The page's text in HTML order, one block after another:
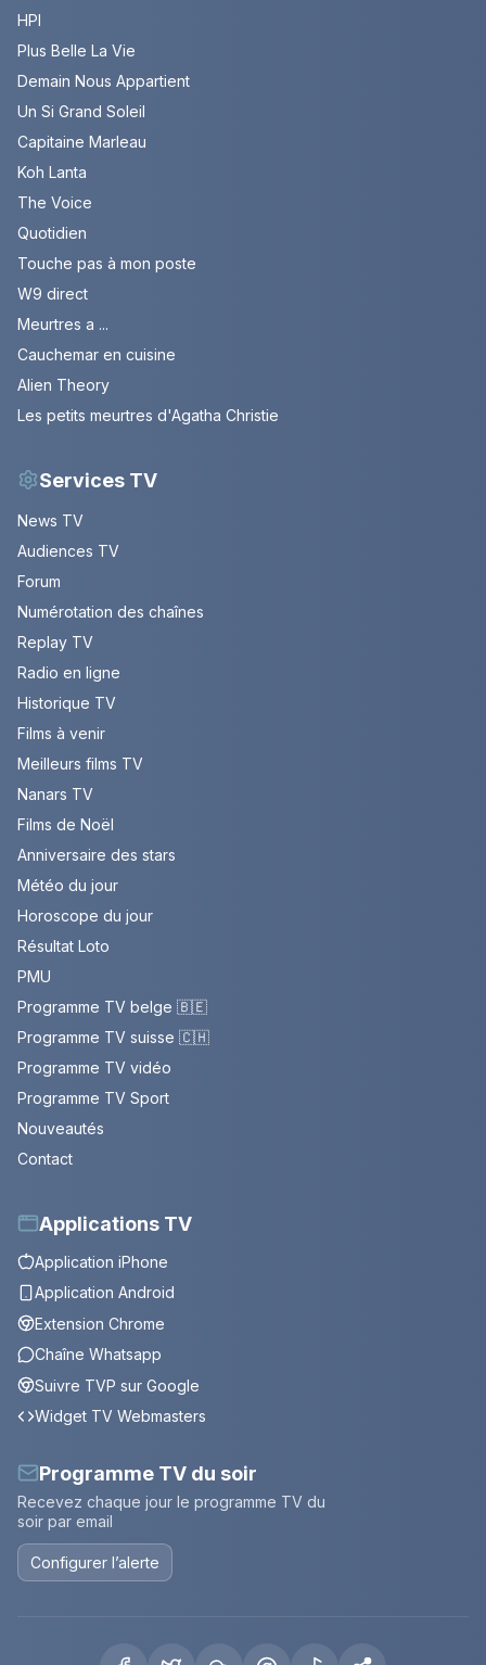
HPI
Plus Belle La Vie
Demain Nous Appartient
Un Si Grand Soleil
Capitaine Marleau
Koh Lanta
The Voice
Quotidien
Touche pas à mon poste
W9 direct
Meurtres a ...
Cauchemar en cuisine
Alien Theory
Les petits meurtres d'Agatha Christie
Services TV
News TV
Audiences TV
Forum
Numérotation des chaînes
Replay TV
Radio en ligne
Historique TV
Films à venir
Meilleurs films TV
Nanars TV
Films de Noël
Anniversaire des stars
Météo du jour
Horoscope du jour
Résultat Loto
PMU
Programme TV belge 🇧🇪
Programme TV suisse 🇨🇭
Programme TV vidéo
Programme TV Sport
Nouveautés
Contact
Applications TV
Application iPhone
Application Android
Extension Chrome
Chaîne Whatsapp
Suivre TVP sur Google
Widget TV Webmasters
Programme TV du soir
Recevez chaque jour le programme TV du
soir par email
Configurer l’alerte